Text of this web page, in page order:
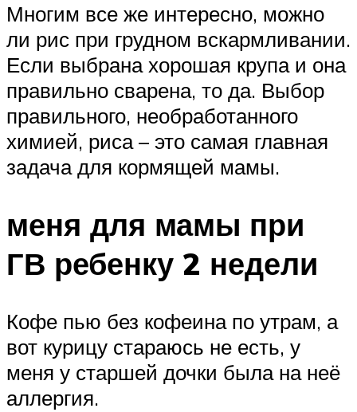
Многим все же интересно, можно
ли рис при грудном вскармливании.
Если выбрана хорошая крупа и она
правильно сварена, то да. Выбор
правильного, необработанного
химией, риса – это самая главная
задача для кормящей мамы.
меня для мамы при
ГВ ребенку 2 недели
Кофе пью без кофеина по утрам, а
вот курицу стараюсь не есть, у
меня у старшей дочки была на неё
аллергия.